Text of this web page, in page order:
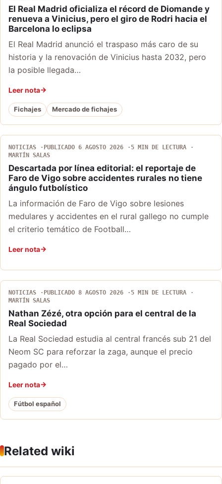
El Real Madrid oficializa el récord de Diomande y
renueva a Vinicius, pero el giro de Rodri hacia el
Barcelona lo eclipsa
El Real Madrid anunció el traspaso más caro de su
historia y la renovación de Vinicius hasta 2032, pero
la posible llegada…
Leer nota
Fichajes Mercado de fichajes
NOTICIAS PUBLICADO 6 AGOSTO 2026
5 MIN DE LECTURA
MARTÍN SALAS
Descartada por línea editorial: el reportaje de
Faro de Vigo sobre accidentes rurales no tiene
ángulo futbolístico
La información de Faro de Vigo sobre lesiones
medulares y accidentes en el rural gallego no cumple
el criterio temático de Football…
Leer nota
NOTICIAS PUBLICADO 8 AGOSTO 2026
5 MIN DE LECTURA
MARTÍN SALAS
Nathan Zézé, otra opción para el central de la
Real Sociedad
La Real Sociedad estudia al central francés sub 21 del
Neom SC para reforzar la zaga, aunque el precio
pagado por el…
Leer nota
Fútbol español
Related wiki